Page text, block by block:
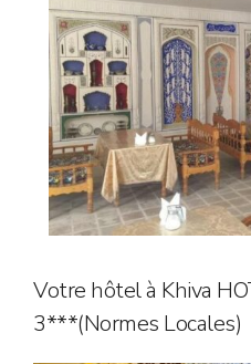
Votre hôtel à Khiva
3***(Normes Locales)